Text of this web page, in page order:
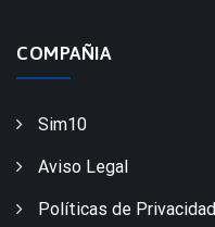
COMPAÑIA
Sim10
Aviso Legal
Políticas de Privacidad